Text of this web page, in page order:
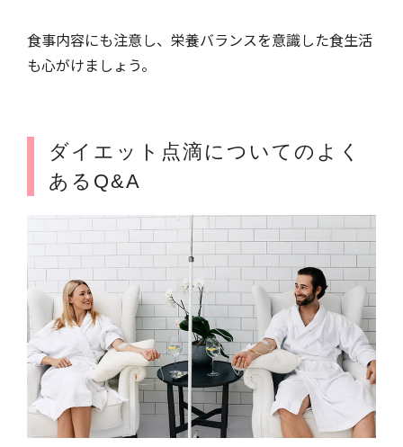
食事内容にも注意し、栄養バランスを意識した食生活
も心がけましょう。
ダイエット点滴についてのよく
あるQ&A